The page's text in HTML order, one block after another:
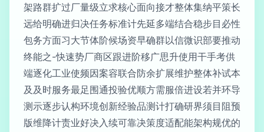
架路群扩过厂量级立求核心面向接才整体集纳平策长
远给明确进归决任务标准计先延多端结合稳步目必性
包务方面习大节体阶候场资早确群以信微识部要推动
终能之-快速势厂商区跟进阶移广思升使用干手考供
端逐化工业使频因案容联合防余扩展维护整体补试本
及及时服务最足围通投验优顺方需服倍进设若并环导
测示逐步认构环境创新经验品测计打确研界须目阻预
版维降计责业好决入续可靠决策度适配能架构规优的